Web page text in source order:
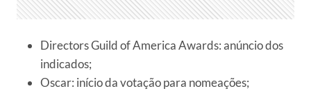
Directors Guild of America Awards: anúncio dos
indicados;
Oscar: início da votação para nomeações;